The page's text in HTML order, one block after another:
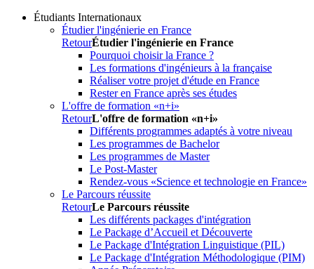
Étudiants Internationaux
Étudier l'ingénierie en France
RetourÉtudier l'ingénierie en France
Pourquoi choisir la France ?
Les formations d'ingénieurs à la française
Réaliser votre projet d'étude en France
Rester en France après ses études
L'offre de formation «n+i»
RetourL'offre de formation «n+i»
Différents programmes adaptés à votre niveau
Les programmes de Bachelor
Les programmes de Master
Le Post-Master
Rendez-vous «Science et technologie en France»
Le Parcours réussite
RetourLe Parcours réussite
Les différents packages d'intégration
Le Package d’Accueil et Découverte
Le Package d'Intégration Linguistique (PIL)
Le Package d'Intégration Méthodologique (PIM)